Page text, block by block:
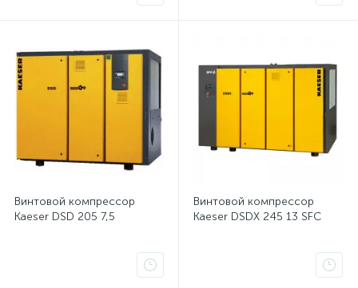
Винтовой компрессор
Kaeser DSD 205 7,5
Винтовой компрессор
Kaeser DSDX 245 13 SFC